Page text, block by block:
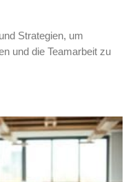
Strategien, um
und die Teamarbeit zu